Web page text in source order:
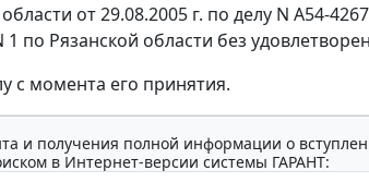
от 29.08.2005 г. по делу N А54-
Рязанской области без
с момента его принятия.
и получения полной информации о
в Интернет-версии системы ГАРАНТ: